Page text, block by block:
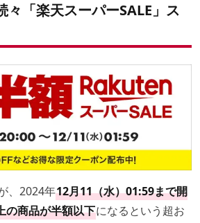
々「楽天スーパーSALE」ス
、2024年12月11（水）01:59まで開
の商品が半額以下になるという超お